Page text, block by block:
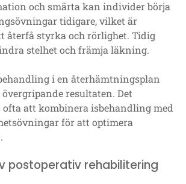
och smärta kan individer börja
tidigare, vilket är
återfå styrka och rörlighet. Tidig
stelhet och främja läkning.
i en återhämtningsplan
resultaten. Det
ofta att kombinera isbehandling med
för att optimera
postoperativ rehabilitering